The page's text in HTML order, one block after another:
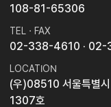
108-81-65306
TEL · FAX
02-338-4610 ·
LOCATION
(우)08510 서울특별
1307호